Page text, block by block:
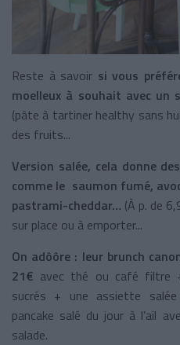
Reste à savoir si vous
moelleux à souhait avec un
(pâte à tartiner healthy sans
des fruits...
Version salée, cela donne
comme le saumon fumé,
pastrami-cheddar… (À p. de
sur place ou à emporter...
On adôôre : leur brunch
21€ avec thé ou café filtre
sucrés + une assiette
pancake salé du jour à l’ail
salade.